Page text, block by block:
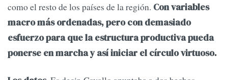
como el resto de los países de la región. Con variables
macro más ordenadas, pero con demasiado
esfuerzo para que la estructura productiva pueda
ponerse en marcha y así iniciar el círculo virtuoso.